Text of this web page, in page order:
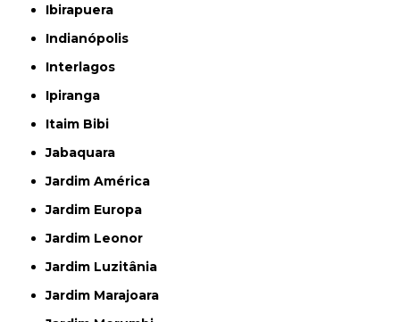
Ibirapuera
Indianópolis
Interlagos
Ipiranga
Itaim Bibi
Jabaquara
Jardim América
Jardim Europa
Jardim Leonor
Jardim Luzitânia
Jardim Marajoara